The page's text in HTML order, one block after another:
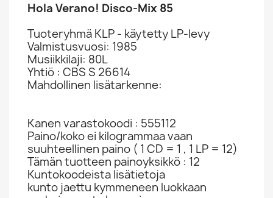
Hola Verano! Disco-Mix 85
Tuoteryhmä KLP - käytetty LP-levy
Valmistusvuosi: 1985
Musiikkilaji: 80L
Yhtiö : CBS S 26614
Mahdollinen lisätarkenne:
Kanen varastokoodi : 555112
Paino/koko ei kilogrammaa vaan
suuhteellinen paino ( 1 CD = 1 , 1 LP = 12)
Tämän tuotteen painoyksikkö : 12
Kuntokoodeista lisätietoja
kunto jaettu kymmeneen luokkaan